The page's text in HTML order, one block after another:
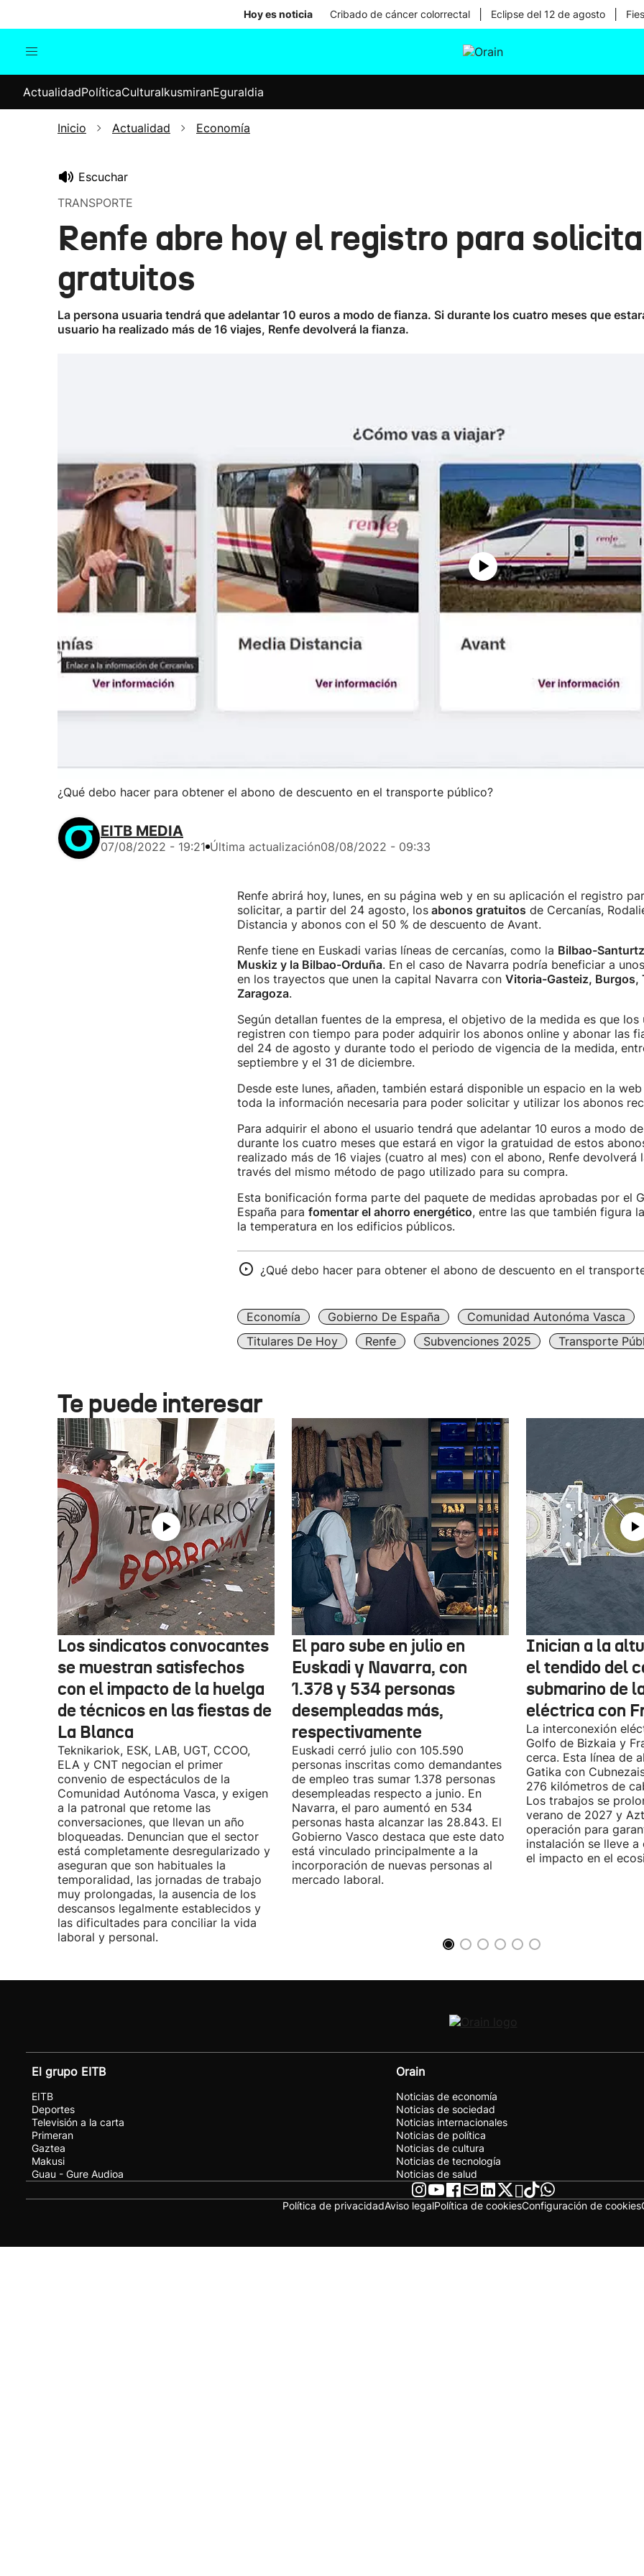
Hoy es noticia Cribado de cáncer colorrectal Eclipse del 12 de agosto
Internacional
Elecciones
ActualidadPolíticaCulturaIkusmiranEguraldia
Inicio Actualidad Economía
Escuchar
TRANSPORTE
Renfe abre hoy el registro para
gratuitos
La persona usuaria tendrá que adelantar 10 euros a modo de fianza. Si durante los cuatro meses que
usuario ha realizado más de 16 viajes, Renfe devolverá la fianza.
¿Qué debo hacer para obtener el abono de descuento en el transporte público?
EITB MEDIA
07/08/2022 - 19:21 Última actualización08/08/2022 - 09:33
Renfe abrirá hoy, lunes, en su página web y en su aplicación el registro
solicitar, a partir del 24 agosto, losabonos gratuitos de Cercanías,
Distancia y abonos con el 50 % de descuento de Avant.
Renfe tiene en Euskadi varias líneas de cercanías, como la Bilbao-
Muskiz y la Bilbao-Orduña. En el caso de Navarra podría beneficiar a
en los trayectos que unen la capital Navarra con Vitoria-Gasteiz, Burgos,
Zaragoza.
Según detallan fuentes de la empresa, el objetivo de la medida es que los
registren con tiempo para poder adquirir los abonos online y abonar las
del 24 de agosto y durante todo el periodo de vigencia de la medida,
septiembre y el 31 de diciembre.
Desde este lunes, añaden, también estará disponible un espacio en la
toda la información necesaria para poder solicitar y utilizar los abonos
Para adquirir el abono el usuario tendrá que adelantar 10 euros a modo
durante los cuatro meses que estará en vigor la gratuidad de estos
realizado más de 16 viajes (cuatro al mes) con el abono, Renfe devolverá
través del mismo método de pago utilizado para su compra.
Esta bonificación forma parte del paquete de medidas aprobadas por el
España para fomentar el ahorro energético, entre las que también figura
la temperatura en los edificios públicos.
¿Qué debo hacer para obtener el abono de descuento en el
Economía Gobierno De España
Comunidad Autonóma Vasca
Titulares De Hoy
Renfe Subvenciones 2025 Transporte
Te puede interesar
Los sindicatos convocantes
se muestran satisfechos
con el impacto de la huelga
de técnicos en las fiestas de
La Blanca
Teknikariok, ESK, LAB, UGT, CCOO,
ELA y CNT negocian el primer
convenio de espectáculos de la
Comunidad Autónoma Vasca, y exigen
a la patronal que retome las
conversaciones, que llevan un año
bloqueadas. Denuncian que el sector
está completamente desregularizado y
aseguran que son habituales la
temporalidad, las jornadas de trabajo
muy prolongadas, la ausencia de los
descansos legalmente establecidos y
las dificultades para conciliar la vida
laboral y personal.
El paro sube en julio en
Euskadi y Navarra, con
1.378 y 534 personas
desempleadas más,
respectivamente
Euskadi cerró julio con 105.590
personas inscritas como demandantes
de empleo tras sumar 1.378 personas
desempleadas respecto a junio. En
Navarra, el paro aumentó en 534
personas hasta alcanzar las 28.843. El
Gobierno Vasco destaca que este dato
está vinculado principalmente a la
incorporación de nuevas personas al
mercado laboral.
Inician a la
el tendido del
submarino de
eléctrica con
La interconexión
Golfo de Bizkaia y
cerca. Esta línea de
Gatika con
276 kilómetros de
Los trabajos se
verano de 2027 y
operación para
instalación se lleve
el impacto en el
El grupo EITB
EITB
Deportes
Televisión a la carta
Primeran
Gaztea
Makusi
Guau - Gure Audioa
Orain
Noticias de economía
Noticias de sociedad
Noticias internacionales
Noticias de política
Noticias de cultura
Noticias de tecnología
Noticias de salud
Política de privacidadAviso legalPolítica de cookiesConfiguración de cookies